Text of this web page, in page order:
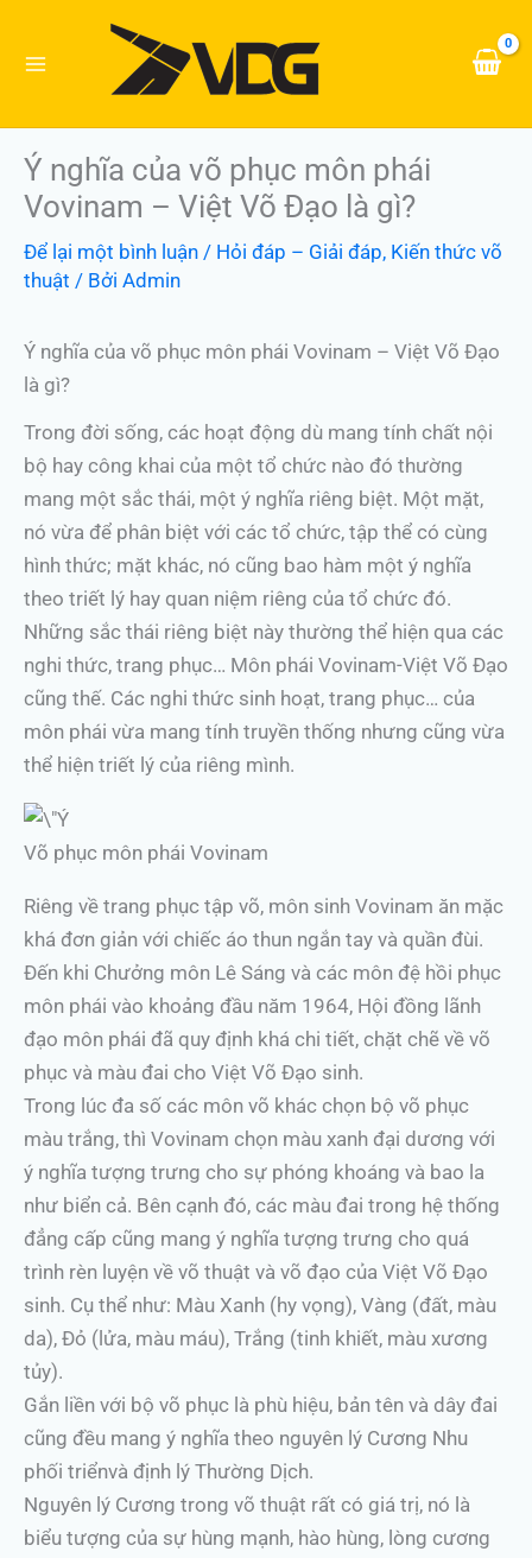
Ý nghĩa của võ phục môn phái
Vovinam – Việt Võ Đạo là gì?
Để lại một bình luận / Hỏi đáp – Giải đáp, Kiến thức võ
thuật / Bởi Admin
Ý nghĩa của võ phục môn phái Vovinam – Việt Võ Đạo
là gì?
Trong đời sống, các hoạt động dù mang tính chất nội
bộ hay công khai của một tổ chức nào đó thường
mang một sắc thái, một ý nghĩa riêng biệt. Một mặt,
nó vừa để phân biệt với các tổ chức, tập thể có cùng
hình thức; mặt khác, nó cũng bao hàm một ý nghĩa
theo triết lý hay quan niệm riêng của tổ chức đó.
Những sắc thái riêng biệt này thường thể hiện qua các
nghi thức, trang phục… Môn phái Vovinam-Việt Võ Đạo
cũng thế. Các nghi thức sinh hoạt, trang phục… của
môn phái vừa mang tính truyền thống nhưng cũng vừa
thể hiện triết lý của riêng mình.
Võ phục môn phái Vovinam
Riêng về trang phục tập võ, môn sinh Vovinam ăn mặc
khá đơn giản với chiếc áo thun ngắn tay và quần đùi.
Đến khi Chưởng môn Lê Sáng và các môn đệ hồi phục
môn phái vào khoảng đầu năm 1964, Hội đồng lãnh
đạo môn phái đã quy định khá chi tiết, chặt chẽ về võ
phục và màu đai cho Việt Võ Đạo sinh.
Trong lúc đa số các môn võ khác chọn bộ võ phục
màu trắng, thì Vovinam chọn màu xanh đại dương với
ý nghĩa tượng trưng cho sự phóng khoáng và bao la
như biển cả. Bên cạnh đó, các màu đai trong hệ thống
đẳng cấp cũng mang ý nghĩa tượng trưng cho quá
trình rèn luyện về võ thuật và võ đạo của Việt Võ Đạo
sinh. Cụ thể như: Màu Xanh (hy vọng), Vàng (đất, màu
da), Đỏ (lửa, màu máu), Trắng (tinh khiết, màu xương
tủy).
Gắn liền với bộ võ phục là phù hiệu, bản tên và dây đai
cũng đều mang ý nghĩa theo nguyên lý Cương Nhu
phối triểnvà định lý Thường Dịch.
Nguyên lý Cương trong võ thuật rất có giá trị, nó là
biểu tượng của sự hùng mạnh, hào hùng, lòng cương